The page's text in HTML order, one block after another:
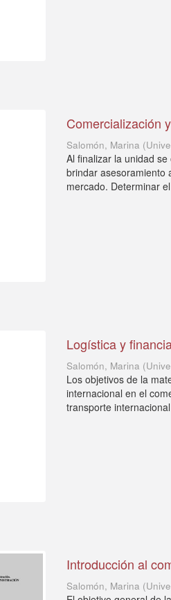
Comercialización
Salomón, Marina (
Al finalizar la unidad
brindar asesoramiento
mercado. Determinar
Logística y
Salomón, Marina (
Los objetivos de la
internacional en el
transporte
Introducción al
Salomón, Marina (